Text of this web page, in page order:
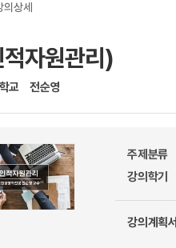
의상세
자원관리)
교 전순영
주제분류
강의학기
강의계획서